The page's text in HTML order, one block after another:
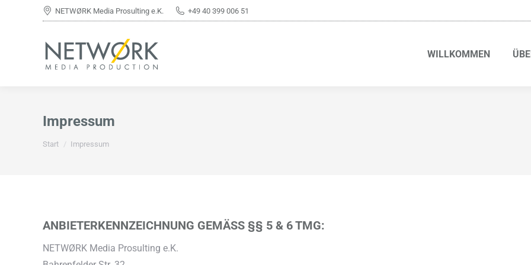
NETWØRK Media Prosulting e.K. +49 40 399 006 51
WILLKOMMEN
Impressum
Sie befinden sich hier:
Start Impressum
ANBIETERKENNZEICHNUNG GEMÄSS §§ 5 & 6 TMG:
NETWØRK Media Prosulting e.K.